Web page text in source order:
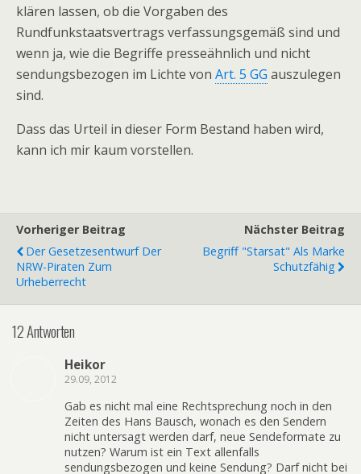
klären lassen, ob die Vorgaben des
Rundfunkstaatsvertrags verfassungsgemäß sind und
wenn ja, wie die Begriffe presseähnlich und nicht
sendungsbezogen im Lichte von Art. 5 GG auszulegen
sind.
Dass das Urteil in dieser Form Bestand haben wird,
kann ich mir kaum vorstellen.
Vorheriger Beitrag
Der Gesetzesentwurf Der
NRW-Piraten Zum
Urheberrecht
Nächster Beitrag
Begriff "Starsat" Als Marke
Schutzfähig
12 Antworten
Heikor
29.09, 2012
Gab es nicht mal eine Rechtsprechung noch in den
Zeiten des Hans Bausch, wonach es den Sendern
nicht untersagt werden darf, neue Sendeformate zu
nutzen? Warum ist ein Text allenfalls
sendungsbezogen und keine Sendung? Darf nicht bei